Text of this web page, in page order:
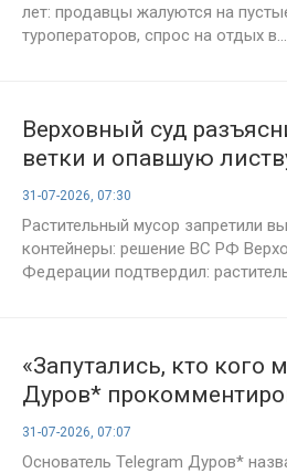
лет: продавцы жалуются на
туроператоров, спрос на отдых в...
Верховный суд
ветки и опавшую
31-07-2026, 07:30
Растительный мусор запретили
контейнеры: решение ВС РФ
Федерации подтвердил:
«Запутались, кто кого
Дуров*
его экстремистом
31-07-2026, 07:07
Основатель Telegram Дуров*